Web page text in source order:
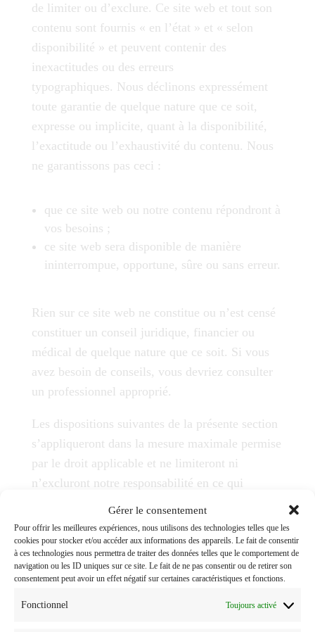
Gérer le consentement
Pour offrir les meilleures expériences, nous utilisons des technologies telles que les
cookies pour stocker et/ou accéder aux informations des appareils. Le fait de consentir
à ces technologies nous permettra de traiter des données telles que le comportement de
navigation ou les ID uniques sur ce site. Le fait de ne pas consentir ou de retirer son
consentement peut avoir un effet négatif sur certaines caractéristiques et fonctions.
Fonctionnel Toujours activé
de limiter ou d’exclure. Ce site web et tout son
contenu sont fournis « en l’état » et « selon
disponibilité » et peuvent contenir des
inexactitudes ou des erreurs
typographiques. Nous déclinons expressément
toute garantie de quelque nature que ce soit,
expresse ou implicite, quant à la disponibilité,
l’exactitude ou l’exhaustivité du contenu. Nous
ne garantissons pas ceci :
que ce site web ou notre contenu répondront à
vos besoins ;
ce site web sera disponible de manière
ininterrompue, opportune, sûre ou sans erreur.
Rien sur ce site web ne constitue ou n’est censé
constituer un conseil juridique, financier ou
médical de quelque nature que ce soit. Si vous
avez besoin de conseils, vous devriez consulter
un professionnel approprié.
Les dispositions suivantes de la présente section
s’appliqueront dans la mesure maximale permise
par le droit applicable et ne limiteront ni
n’excluront notre responsabilité en ce qui
concerne toute question pour laquelle il serait
illégal ou illicite pour nous de limiter ou
d’exclure notre responsabilité. En aucun cas
nous ne serons responsables des dommages
directs ou indirects (y compris les dommages
pour perte de profits ou de revenus, la perte ou